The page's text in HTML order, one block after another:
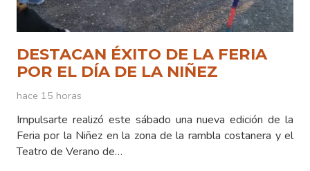
DESTACAN ÉXITO DE LA FERIA
POR EL DÍA DE LA NIÑEZ
hace 15 horas
Impulsarte realizó este sábado una nueva edición de la
Feria por la Niñez en la zona de la rambla costanera y el
Teatro de Verano de…